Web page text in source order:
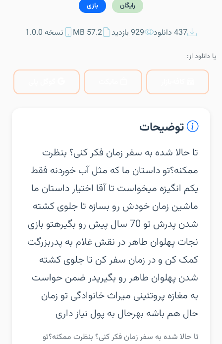
رایگان بازی
437 دانلود 929 بازدید 57.2 MB نسخه 1.0.0
یا دانلود از:
توضیحات
‏‏تا حالا شده به سفر زمان فکر کنی؟ بنظرت
ممکنه؟‏تو داستان ما که مثل آب خوردنه فقط
یکم انگیزه میخواست تا آقا اختیار داستان ما
ماشین زمان خودش رو بسازه تا جلوی کشته
شدن پدرش تو 70 سال پیش رو بگیره‏تو بازی
نجات پهلوان طاهر در نقش غلام به پدربزرگت
کمک کن و در زمان سفر کن تا جلوی کشته
شدن پهلوان طاهر رو بگیری‏در ضمن حواست
به مغازه پروتئینی میراث خانوادگی تو زمان
حال هم باشه بهرحال به پول نیاز داری
‏‏تا حالا شده به سفر زمان فکر کنی؟ بنظرت ممکنه؟‏تو